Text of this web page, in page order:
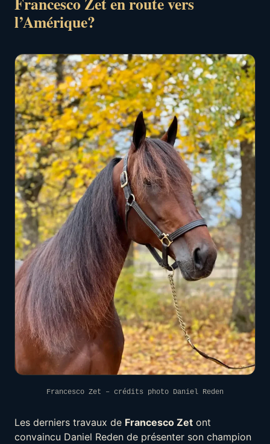
l’Amérique?
Francesco Zet – crédits photo Daniel Reden
Les derniers travaux de Francesco Zet ont
convaincu Daniel Reden de présenter son champion